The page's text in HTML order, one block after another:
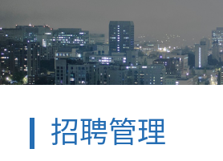
招聘管理